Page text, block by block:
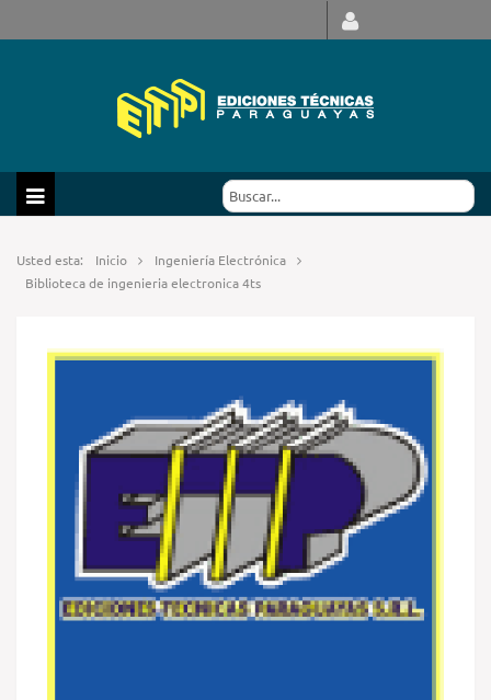
Usted esta: Inicio
Ingeniería Electrónica
Biblioteca de ingenieria electronica 4ts